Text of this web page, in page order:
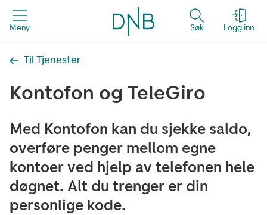
Meny Søk Logg inn
Til Tjenester
Kontofon og TeleGiro
Med Kontofon kan du sjekke saldo,
overføre penger mellom egne
kontoer ved hjelp av telefonen hele
døgnet. Alt du trenger er din
personlige kode.